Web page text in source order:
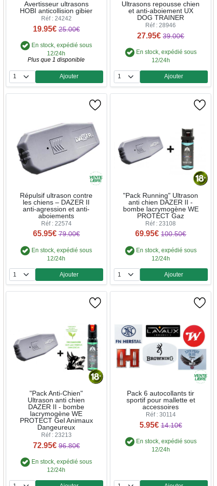
Avertisseur ultrasons
HOBI anticollision gibier
Réf : 24242
19.95€ 25.00€
En stock, expédié sous
12/24h
Plus que 1 disponible
Quantité
Ajouter
Ultrasons repousse chien
et anti-aboiement UX
DOG TRAINER
Réf : 28946
27.95€ 39.00€
En stock, expédié sous
12/24h
Quantité
Ajouter
Répulsif ultrason contre
les chiens – DAZER II
anti-agression et anti-
aboiements
Réf : 22574
65.95€ 79.00€
En stock, expédié sous
12/24h
Quantité
Ajouter
"Pack Running" Ultrason
anti chien DAZER II -
bombe lacrymogène WE
PROTECT Gaz
Réf : 23108
69.95€ 100.50€
En stock, expédié sous
12/24h
Quantité
Ajouter
"Pack Anti-Chien"
Ultrason anti chien
DAZER II - bombe
lacrymogène WE
PROTECT Gel Animaux
Dangeureux
Réf : 23213
72.95€ 96.80€
En stock, expédié sous
12/24h
Pack 6 autocollants tir
sportif pour mallette et
accessoires
Réf : 30114
5.95€ 14.10€
En stock, expédié sous
12/24h